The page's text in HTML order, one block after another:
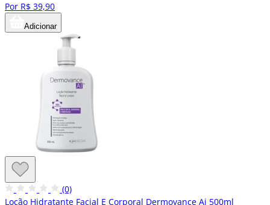
Por R$ 39,90
Adicionar
(0)
Loção Hidratante Facial E Corporal Dermovance Ai 500ml